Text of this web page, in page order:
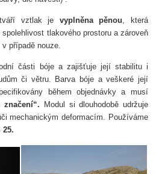
vztlak je vyplněna pěnou , která
tlakového prostoru a zároveň
případě nouze.
části bóje a zajišťuje její stabilitu i
či větru. Barva bóje a veškeré její
během objednávky a musí
značení“. Modul si dlouhodobě udržuje
mechanickým deformacím. Používáme
25.